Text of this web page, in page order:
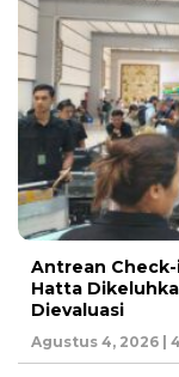
Antrean
Hatta
Dievaluasi
Agustus 4, 2026 |